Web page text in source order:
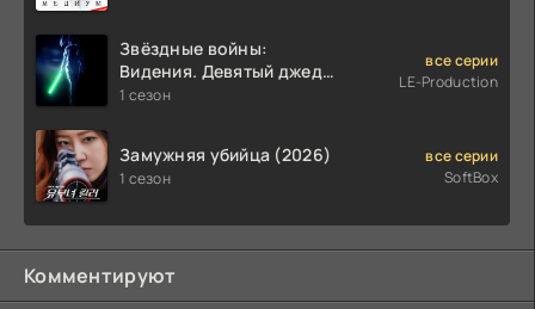
Звёздные войны:
Видения. Девятый джедай
(2026)
1 сезон
все серии
LE-Production
Замужняя убийца (2026)
1 сезон
все серии
SoftBox
Комментируют